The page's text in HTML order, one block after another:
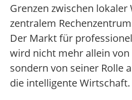
Grenzen zwischen
zentralem
Der Markt für
wird nicht mehr allein
sondern von seiner Rolle
die intelligente Wirtschaft.